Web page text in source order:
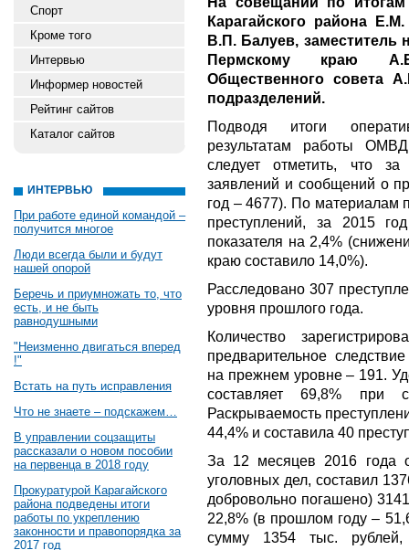
Спорт
Кроме того
Интервью
Информер новостей
Рейтинг сайтов
Каталог сайтов
ИНТЕРВЬЮ
При работе единой командой –
получится многое
Люди всегда были и будут
нашей опорой
Беречь и приумножать то, что
есть, и не быть
равнодушными
"Неизменно двигаться вперед
!"
Встать на путь исправления
Что не знаете – подскажем…
В управлении соцзащиты
рассказали о новом пособии
на первенца в 2018 году
Прокуратурой Карагайского
района подведены итоги
работы по укреплению
законности и правопорядка за
2017 год
Карагайского района
В.П. Балуев,
Пермскому краю
Общественного совета
подразделений.
Подводя итоги
результатам работы
следует отметить, что
заявлений и сообщений о
год – 4677). По материалам
преступлений, за 2015
показателя на 2,4%
краю составило 14,0%).
Расследовано 307
уровня прошлого года.
Количество
предварительное
на прежнем уровне – 191.
составляет 69,8% при
Раскрываемость
44,4% и составила 40
За 12 месяцев 2016 года
уголовных дел, составил
добровольно погашено)
22,8% (в прошлом году –
сумму 1354 тыс.